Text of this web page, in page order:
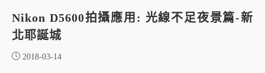
Nikon D5600拍攝應用: 光線不足夜景篇-新
北耶誕城
2018-03-14